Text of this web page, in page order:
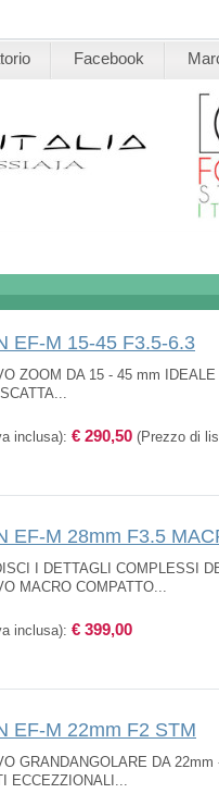
Facebook
EF-M 15-45 F3.5-6.3
ZOOM DA 15 - 45 mm
inclusa): € 290,50 (Prezzo di
EF-M 28mm F3.5
I DETTAGLI COMPLESSI
MACRO COMPATTO...
inclusa): € 399,00
EF-M 22mm F2 STM
GRANDANGOLARE DA
ECCEZZIONALI...